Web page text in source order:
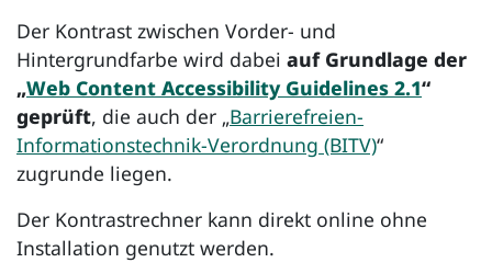
Der Kontrast zwischen Vorder- und
Hintergrundfarbe wird dabei auf Grundlage der
„Web Content Accessibility Guidelines 2.1“
geprüft, die auch der „Barrierefreien-
Informationstechnik-Verordnung (BITV)“
zugrunde liegen.
Der Kontrastrechner kann direkt online ohne
Installation genutzt werden.